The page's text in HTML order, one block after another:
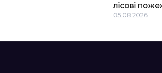
лісові
05.08.2026